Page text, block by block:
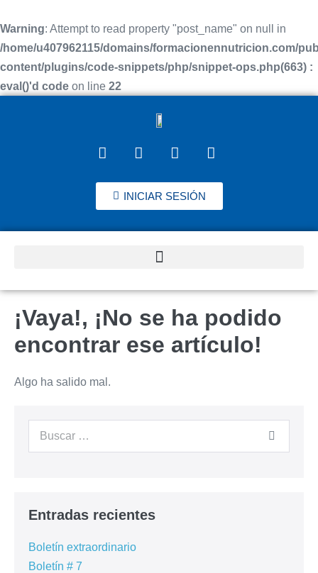
Warning: Attempt to read property "post_name" on null in
/home/u407962115/domains/formacionennutricion.com/
content/plugins/code-snippets/php/snippet-ops.php(663) :
eval()'d code on line 22
INICIAR SESIÓN
¡Vaya!, ¡No se ha podido
encontrar ese artículo!
Algo ha salido mal.
Entradas recientes
Boletín extraordinario
Boletín # 7